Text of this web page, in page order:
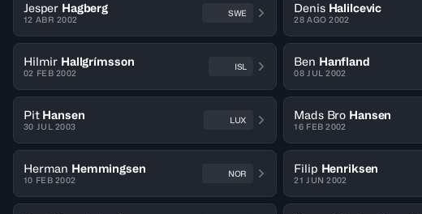
Jesper Hagberg
12 ABR 2002
SWE Denis Halilcevic
28 AGO 2002
Hilmir Hallgrímsson
02 FEB 2002
ISL Ben Hanfland
08 JUL 2002
Pit Hansen
30 JUL 2003
LUX Mads Bro Hansen
16 FEB 2002
Herman Hemmingsen
10 FEB 2002
NOR Filip Henriksen
21 JUN 2002